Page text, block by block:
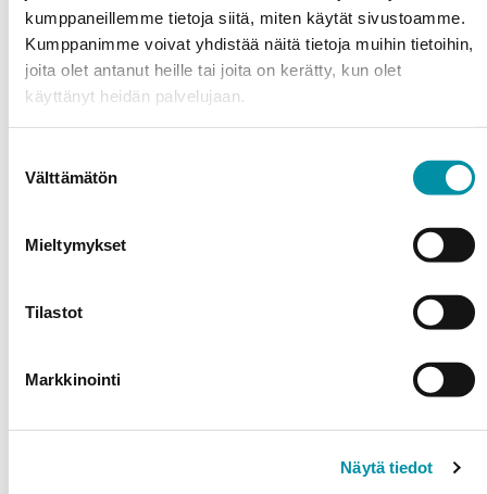
kumppaneillemme tietoja siitä, miten käytät sivustoamme.
Kumppanimme voivat yhdistää näitä tietoja muihin tietoihin,
joita olet antanut heille tai joita on kerätty, kun olet
käyttänyt heidän palvelujaan.
valinta
Välttämätön
Mieltymykset
Tilastot
Markkinointi
Näytä tiedot
syvemmän tyylin rakennukselle – valitse luonnon värinen
hopea, sähkövärianodisoidut ruskean ja mustan sävyt
tai kullan sävyt.
Vaaka- tai pystyasennukseen
anodisointi
Pintakäsiteltynä voidaan käyttää ankarissa
2 luokat C4–C5-M)
Esimerkkikäyttökohteita esimerkiksi julkisivut ja